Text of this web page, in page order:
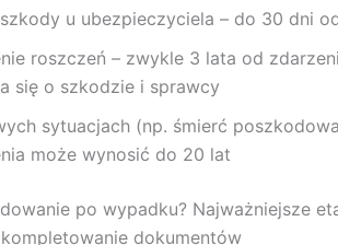
szkody u ubezpieczyciela – do 30 dni
roszczeń – zwykle 3 lata od
się o szkodzie i sprawcy
sytuacjach (np. śmierć
może wynosić do 20 lat
po wypadku? Najważniejsze
dokumentów